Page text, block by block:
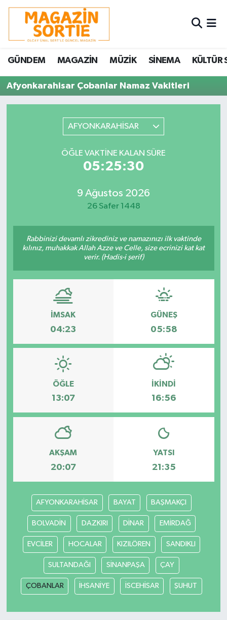
GÜNDEM MAGAZİN MÜZİK SİNEMA KÜLTÜR
Afyonkarahisar Çobanlar Namaz Vakitleri
AFYONKARAHİSAR
ÖĞLE VAKTINE KALAN SÜRE
05:25:30
9 Ağustos 2026
26 Safer 1448
Rabbinizi devamlı zikrediniz ve namazınızı ilk vaktinde
kılınız, muhakkak Allah Azze ve Celle, size ecrinizi kat kat
verir. (Hadis-i şerif)
İMSAK
04:23
GÜNEŞ
05:58
ÖĞLE
13:07
İKINDI
16:56
AKŞAM
20:07
YATSI
21:35
AFYONKARAHİSAR BAYAT BAŞMAKÇI
BOLVADİN DAZKIRI DİNAR EMİRDAĞ
EVCİLER HOCALAR KIZILÖREN SANDIKLI
SULTANDAĞI SİNANPAŞA ÇAY
ÇOBANLAR İHSANİYE İSCEHİSAR ŞUHUT
Nöbetçi Eczaneler
Hava Durumu
Trafik Durumu
Süper Lig Puan Durumu ve Fikstür
Son Dakika Haberleri